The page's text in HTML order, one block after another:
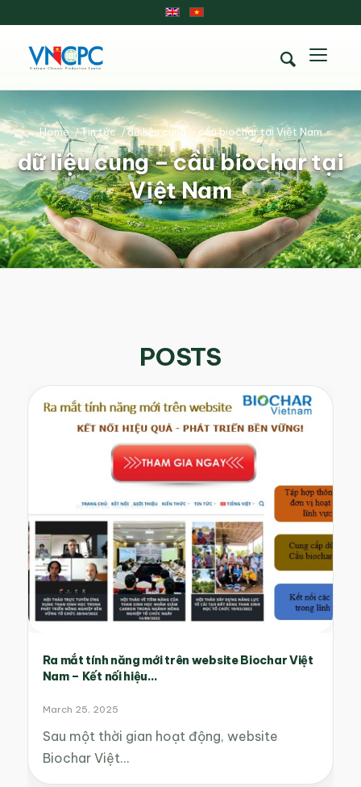
dữ liệu cung – cầu biochar tại
Việt Nam
Home /Tin tức /dữ liệu cung - cầu biochar tại Việt Nam
POSTS
Ra mắt tính năng mới trên website Biochar Việt
Nam – Kết nối hiệu...
March 25, 2025
Sau một thời gian hoạt động, website
Biochar Việt…